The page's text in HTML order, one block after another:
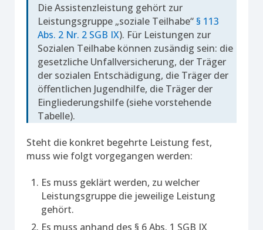
Die Assistenzleistung gehört zur
Leistungsgruppe „soziale Teilhabe“§ 113
Abs. 2 Nr. 2 SGB IX). Für Leistungen zur
Sozialen Teilhabe können zusändig sein: die
gesetzliche Unfallversicherung, der Träger
der sozialen Entschädigung, die Träger der
öffentlichen Jugendhilfe, die Träger der
Eingliederungshilfe (siehe vorstehende
Tabelle).
Steht die konkret begehrte Leistung fest,
muss wie folgt vorgegangen werden:
Es muss geklärt werden, zu welcher
Leistungsgruppe die jeweilige Leistung
gehört.
Es muss anhand des § 6 Abs. 1 SGB IX